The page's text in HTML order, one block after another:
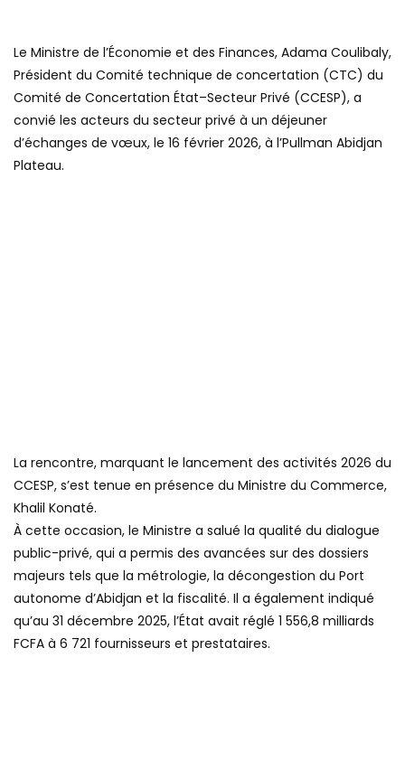
Le Ministre de l’Économie et des Finances, Adama Coulibaly,
Président du Comité technique de concertation (CTC) du
Comité de Concertation État–Secteur Privé (CCESP), a
convié les acteurs du secteur privé à un déjeuner
d’échanges de vœux, le 16 février 2026, à l’Pullman Abidjan
Plateau.
La rencontre, marquant le lancement des activités 2026 du
CCESP, s’est tenue en présence du Ministre du Commerce,
Khalil Konaté.
À cette occasion, le Ministre a salué la qualité du dialogue
public-privé, qui a permis des avancées sur des dossiers
majeurs tels que la métrologie, la décongestion du Port
autonome d’Abidjan et la fiscalité. Il a également indiqué
qu’au 31 décembre 2025, l’État avait réglé 1 556,8 milliards
FCFA à 6 721 fournisseurs et prestataires.